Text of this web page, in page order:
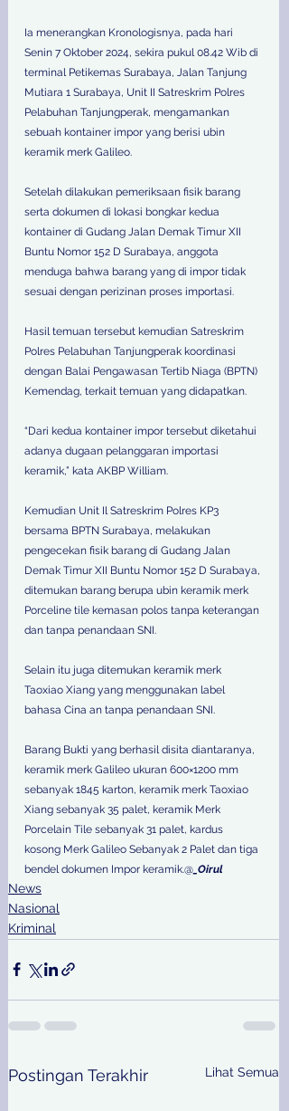
Ia menerangkan Kronologisnya, pada hari
Senin 7 Oktober 2024, sekira pukul 08.42 Wib di
terminal Petikemas Surabaya, Jalan Tanjung
Mutiara 1 Surabaya, Unit II Satreskrim Polres
Pelabuhan Tanjungperak, mengamankan
sebuah kontainer impor yang berisi ubin
keramik merk Galileo.
Setelah dilakukan pemeriksaan fisik barang
serta dokumen di lokasi bongkar kedua
kontainer di Gudang Jalan Demak Timur XII
Buntu Nomor 152 D Surabaya, anggota
menduga bahwa barang yang di impor tidak
sesuai dengan perizinan proses importasi.
Hasil temuan tersebut kemudian Satreskrim
Polres Pelabuhan Tanjungperak koordinasi
dengan Balai Pengawasan Tertib Niaga (BPTN)
Kemendag, terkait temuan yang didapatkan.
“Dari kedua kontainer impor tersebut diketahui
adanya dugaan pelanggaran importasi
keramik,” kata AKBP William.
Kemudian Unit Il Satreskrim Polres KP3
bersama BPTN Surabaya, melakukan
pengecekan fisik barang di Gudang Jalan
Demak Timur XII Buntu Nomor 152 D Surabaya,
ditemukan barang berupa ubin keramik merk
Porceline tile kemasan polos tanpa keterangan
dan tanpa penandaan SNI.
Selain itu juga ditemukan keramik merk
Taoxiao Xiang yang menggunakan label
bahasa Cina an tanpa penandaan SNI.
Barang Bukti yang berhasil disita diantaranya,
keramik merk Galileo ukuran 600×1200 mm
sebanyak 1845 karton, keramik merk Taoxiao
Xiang sebanyak 35 palet, keramik Merk
Porcelain Tile sebanyak 31 palet, kardus
kosong Merk Galileo Sebanyak 2 Palet dan tiga
bendel dokumen Impor keramik.@ _Oirul
News
Nasional
Kriminal
Postingan Terakhir Lihat Semua